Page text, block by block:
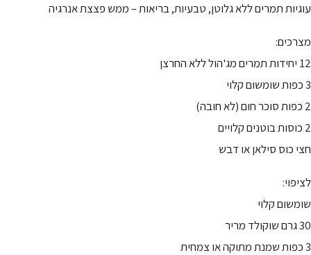
עוגיות תמרים ללא גלוטן, טבעיות, בריאות – ממש פצצת אנרגיה
מצרכים:
12 יחידות תמרים מג'הול ללא החרצן
3 כפות שומשום קלוי
2 כפות סוכר חום (לא חובה)
2 כוסות בוטנים קלויים
חצי כוס סילאן או דבש
לציפוי:
שומשום קלוי
30 גרם שוקולד מריר
3 כפות שמנת מתוקה או צמחית